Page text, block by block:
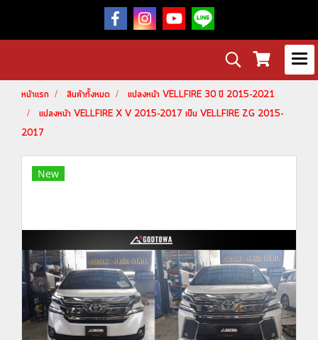
หน้าแรก สินค้าทั้งหมด
แปลงหน้า VELLFIRE 30 ปี 2015-2021
แปลงหน้า VELLFIRE X V 2015-2017 เป็น VELLFIRE ZG 2015-
2017
New